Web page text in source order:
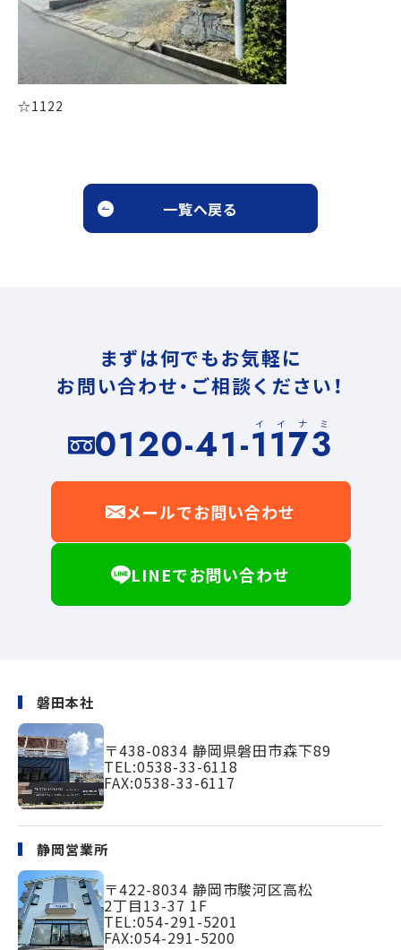
☆1122
一覧へ戻る
まずは何でもお気軽に
お問い合わせ・ご相談ください！
イイナミ
0120-41-1173
メールでお問い合わせ
LINEでお問い合わせ
磐田本社
〒438-0834 静岡県磐田市森下89
TEL:0538-33-6118
FAX:0538-33-6117
静岡営業所
〒422-8034 静岡市駿河区高松
2丁目13-37 1F
TEL:054-291-5201
FAX:054-291-5200